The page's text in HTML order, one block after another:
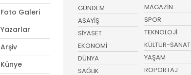
Foto Galeri
Yazarlar
Arşiv
Künye
GÜNDEM
ASAYİŞ
SİYASET
EKONOMİ
DÜNYA
SAĞLIK
MAGAZİN
SPOR
TEKNOLOJİ
KÜLTÜR-SANAT
YAŞAM
RÖPORTAJ